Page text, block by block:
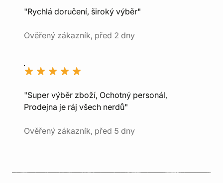
"Rychlá doručení, široký výběr"
Ověřený zákazník, před 2 dny
"Super výběr zboží, Ochotný personál,
Prodejna je ráj všech nerdů"
Ověřený zákazník, před 5 dny